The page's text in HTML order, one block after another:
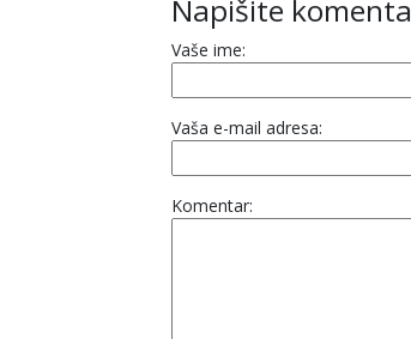
Napišite
Vaše ime:
Vaša e-mail adresa:
Komentar: